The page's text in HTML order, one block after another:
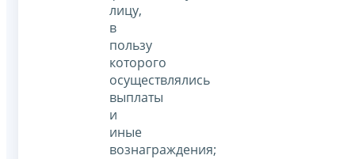
лицу,
в
пользу
которого
осуществлялись
выплаты
и
иные
вознаграждения;